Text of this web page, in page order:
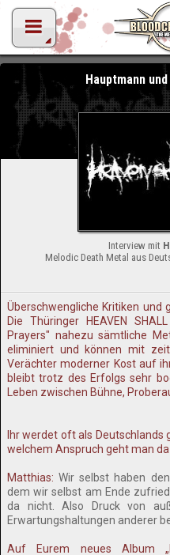
Hauptmann
Interview mit
Melodic Death Metal aus
Überschwengliche Kritiken und
Die Thüringer HEAVEN
Prayers" nahezu sämtliche
eliminiert und können mit
Verächter moderner Kost auf
bleibt trotz des Erfolgs sehr
Leben zwischen Bühne,
Ihr werdet oft als
welchem Anspruch geht man
Matthias: Wir selbst haben
dem wir selbst am Ende
da nicht. Also Druck von
Erwartungshaltungen anderer
Auf Eurem neues Album